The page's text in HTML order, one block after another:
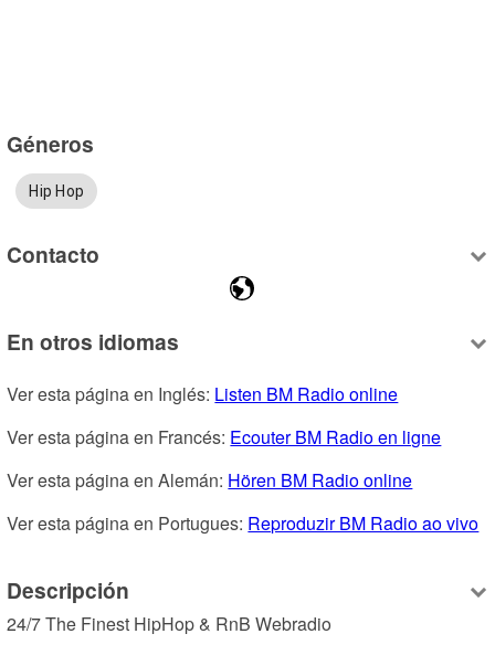
Géneros
Hip Hop
Contacto
En otros idiomas
Ver esta página en Inglés: Listen BM Radio online
Ver esta página en Francés: Ecouter BM Radio en ligne
Ver esta página en Alemán: Hören BM Radio online
Ver esta página en Portugues: Reproduzir BM Radio ao vivo
Descripción
24/7 The Finest HipHop & RnB Webradio